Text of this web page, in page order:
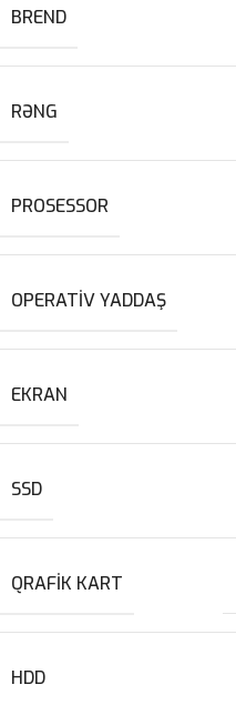
BREND
RƏNG
PROSESSOR
OPERATIV YADDAŞ
EKRAN
SSD
QRAFIK KART
HDD